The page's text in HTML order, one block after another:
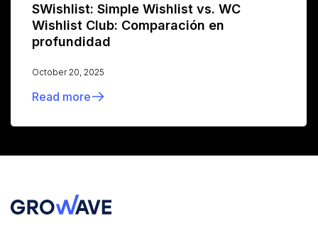
SWishlist: Simple Wishlist vs. WC
Wishlist Club: Comparación en
profundidad
October 20, 2025
Read more